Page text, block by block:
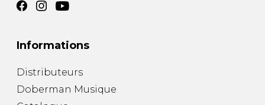
Informations
Distributeurs
Doberman Musique